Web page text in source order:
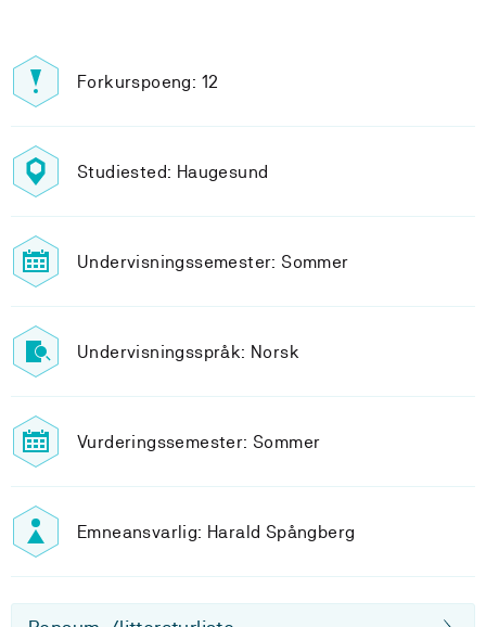
Forkurspoeng: 12
Studiested: Haugesund
Undervisningssemester: Sommer
Undervisningsspråk: Norsk
Vurderingssemester: Sommer
Emneansvarlig: Harald Spångberg